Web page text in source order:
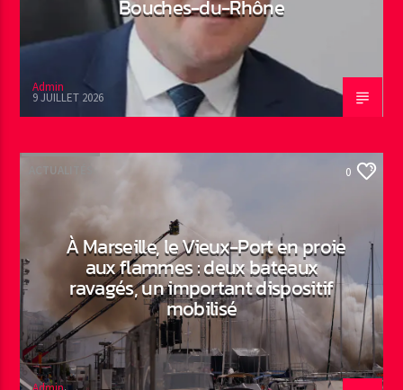
Bouches-du-Rhône
Admin
9 JUILLET 2026
ACTUALITÉS 0
À Marseille, le Vieux-Port en proie
aux flammes : deux bateaux
ravagés, un important dispositif
mobilisé